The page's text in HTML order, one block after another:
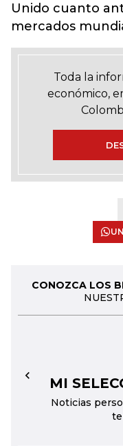
Unido cuanto
mercados
Toda la
económico,
CONOZCA LOS
MI
Noticias
←